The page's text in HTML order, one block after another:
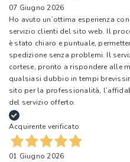
07 Giugno 2026
Ho avuto un’ottima esperienza
servizio clienti del sito web. Il
è stato chiaro e puntuale,
spedizione senza problemi. Il
cortese, pronto a rispondere alle
qualsiasi dubbio in tempi
sito per la professionalità,
del servizio offerto.
Acquirente verificato
01 Giugno 2026